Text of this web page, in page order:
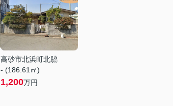
高砂市北浜町北脇
- (186.61㎡)
1,200万円